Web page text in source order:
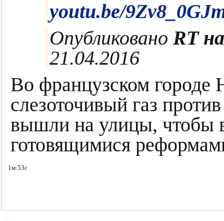
youtu.be/
Опубликовано RT
21.04.2016
Во французском городе
слезоточивый газ
вышли на улицы, чтобы
готовящимися
1м:53с